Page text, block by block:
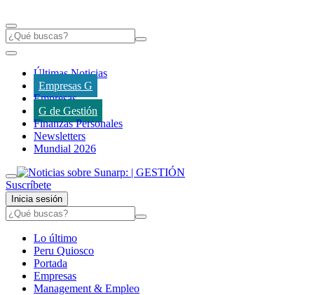
Últimas Noticias
Empresas G
Empresas
G de Gestión
Finanzas Personales
Newsletters
Mundial 2026
Suscríbete
Inicia sesión
Lo último
Peru Quiosco
Portada
Empresas
Management & Empleo